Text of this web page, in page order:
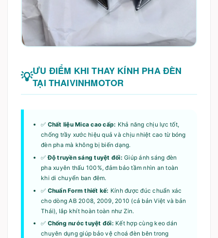
ƯU ĐIỂM KHI THAY KÍNH PHA ĐÈN
TẠI THAIVINHMOTOR
✅ Chất liệu Mica cao cấp: Khả năng chịu lực tốt,
chống trầy xước hiệu quả và chịu nhiệt cao từ bóng
đèn pha mà không bị biến dạng.
✅Độ truyền sáng tuyệt đối: Giúp ánh sáng đèn
pha xuyên thấu 100%, đảm bảo tầm nhìn an toàn
khi di chuyển ban đêm.
✅ Chuẩn Form thiết kế: Kính được đúc chuẩn xác
cho dòng AB 2008, 2009, 2010 (cả bản Việt và bản
Thái), lắp khít hoàn toàn như Zin.
✅ Chống nước tuyệt đối: Kết hợp cùng keo dán
chuyên dụng giúp bảo vệ choá đèn bên trong